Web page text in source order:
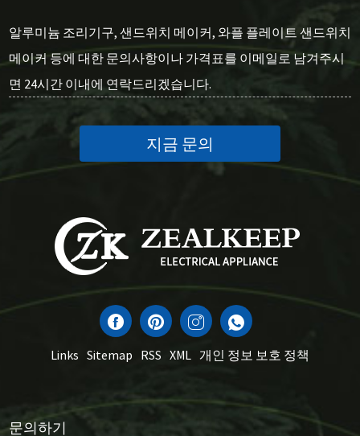
알루미늄 조리기구, 샌드위치 메이커, 와플 플레이트 샌드위치
메이커 등에 대한 문의사항이나 가격표를 이메일로 남겨주시
면 24시간 이내에 연락드리겠습니다.
지금 문의
Links Sitemap RSS XML 개인 정보 보호 정책
문의하기